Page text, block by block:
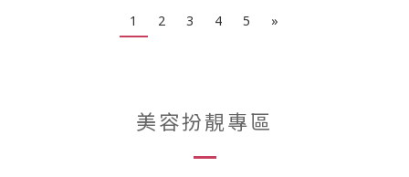
1 2 3 4 5 »
美容扮靚專區